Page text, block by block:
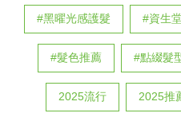
#黑曜光感護髮 #資生
#髮色推薦 #點綴髮
2025流行 2025推